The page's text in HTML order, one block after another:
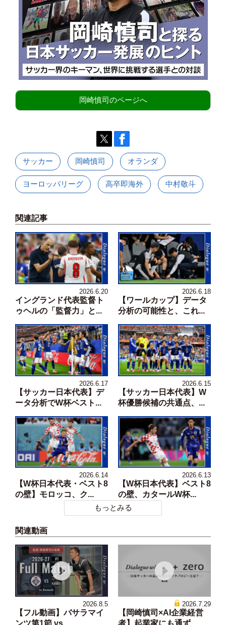
岡崎慎司のページへ
サッカー 岡崎慎司 オランダ
ヨーロッパリーグ 高卒即海外 中村敬斗
関連記事
2026.6.20
イングランド代表監督ト
ゥヘルの「監督力」と...
2026.6.18
【ワールカップ】データ
分析の可能性と、これ...
2026.6.17
【サッカー日本代表】デ
ータ分析でW杯ベスト...
2026.6.15
【サッカー日本代表】W
杯優勝候補の共通点、...
2026.6.14
【W杯日本代表・ベスト8
の壁】モロッコ、ク...
2026.6.13
【W杯日本代表】ベスト8
の壁、カタールW杯...
もっとみる
関連動画
2026.8.5
【フル動画】バサラマイ
2026.7.29
【岡崎慎司×AI企業経営